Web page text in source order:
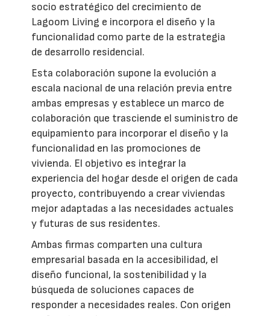
socio estratégico del crecimiento de
Lagoom Living e incorpora el diseño y la
funcionalidad como parte de la estrategia
de desarrollo residencial.
Esta colaboración supone la evolución a
escala nacional de una relación previa entre
ambas empresas y establece un marco de
colaboración que trasciende el suministro de
equipamiento para incorporar el diseño y la
funcionalidad en las promociones de
vivienda. El objetivo es integrar la
experiencia del hogar desde el origen de cada
proyecto, contribuyendo a crear viviendas
mejor adaptadas a las necesidades actuales
y futuras de sus residentes.
Ambas firmas comparten una cultura
empresarial basada en la accesibilidad, el
diseño funcional, la sostenibilidad y la
búsqueda de soluciones capaces de
responder a necesidades reales. Con origen